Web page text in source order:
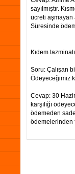
sayılmıştır.
ücreti aşmayan
Süresinde
Kıdem
Soru: Çalışan
Ödeyeceğimiz
Cevap: 30
karşılığı
ödemeden
ödemelerinden